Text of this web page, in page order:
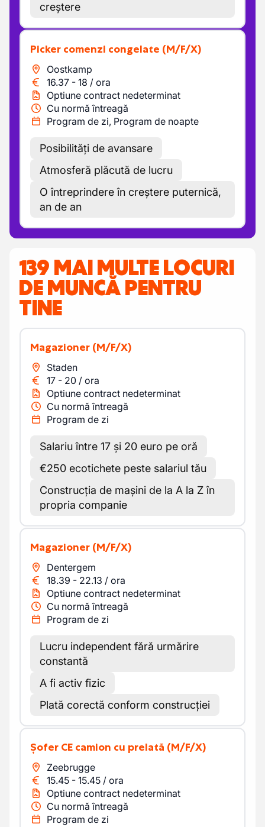
creștere
Picker comenzi congelate (M/F/X)
Oostkamp
16.37 - 18 / ora
Optiune contract nedeterminat
Cu normă întreagă
Program de zi, Program de noapte
Posibilități de avansare
Atmosferă plăcută de lucru
O întreprindere în creștere puternică,
an de an
139 MAI MULTE LOCURI
DE MUNCĂ PENTRU
TINE
Magazioner (M/F/X)
Staden
17 - 20 / ora
Optiune contract nedeterminat
Cu normă întreagă
Program de zi
Salariu între 17 și 20 euro pe oră
€250 ecotichete peste salariul tău
Construcția de mașini de la A la Z în
propria companie
Magazioner (M/F/X)
Dentergem
18.39 - 22.13 / ora
Optiune contract nedeterminat
Cu normă întreagă
Program de zi
Lucru independent fără urmărire
constantă
A fi activ fizic
Plată corectă conform construcției
Șofer CE camion cu prelată (M/F/X)
Zeebrugge
15.45 - 15.45 / ora
Optiune contract nedeterminat
Cu normă întreagă
Program de zi